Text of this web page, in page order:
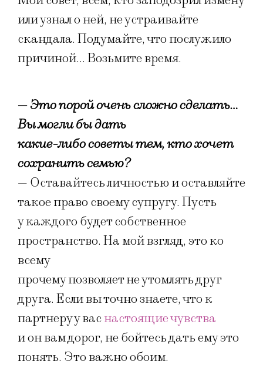
или узнал о ней, не устраивайте
скандала. Подумайте, что послужило
причиной… Возьмите время.
— Это порой очень сложно сделать…
Вы могли бы дать
какие-либо советы тем, кто хочет
сохранить семью?
— Оставайтесь личностью и оставляйте
такое право своему супругу. Пусть
у каждого будет собственное
пространство. На мой взгляд, это ко
всему
прочему позволяет не утомлять друг
друга. Если вы точно знаете, что к
партнеру у васнастоящие чувства
и он вам дорог, не бойтесь дать ему это
понять. Это важно обоим.